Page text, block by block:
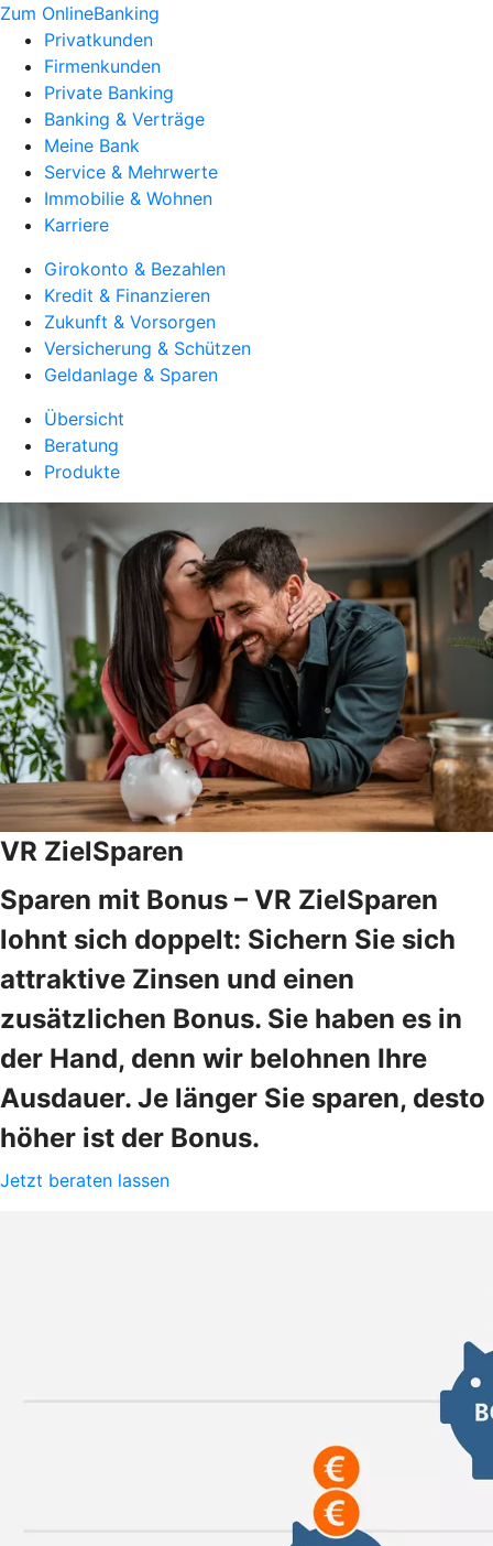
Zum OnlineBanking
Privatkunden
Firmenkunden
Private Banking
Banking & Verträge
Meine Bank
Service & Mehrwerte
Immobilie & Wohnen
Karriere
Girokonto & Bezahlen
Kredit & Finanzieren
Zukunft & Vorsorgen
Versicherung & Schützen
Geldanlage & Sparen
Übersicht
Beratung
Produkte
VR ZielSparen
Sparen mit Bonus – VR ZielSparen
lohnt sich doppelt: Sichern Sie sich
attraktive Zinsen und einen
zusätzlichen Bonus. Sie haben es in
der Hand, denn wir belohnen Ihre
Ausdauer. Je länger Sie sparen, desto
höher ist der Bonus.
Jetzt beraten lassen